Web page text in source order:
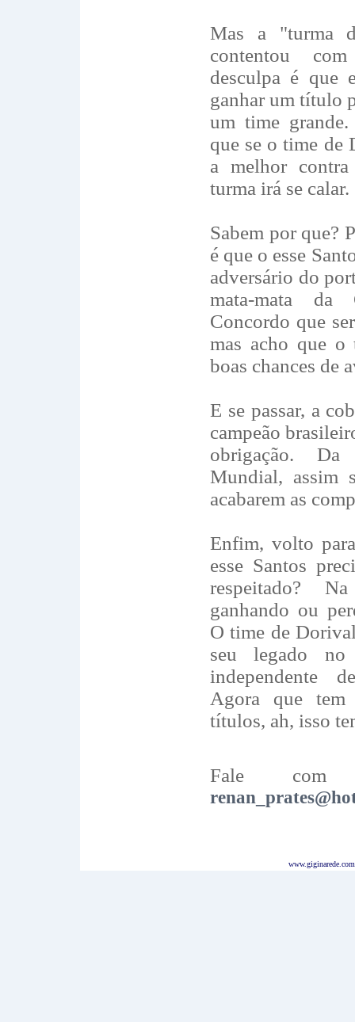
Mas a "turma
contentou
desculpa é que
ganhar um título
um time grande.
que se o time de
a melhor
turma irá se calar.
Sabem por que?
é que o esse
adversário do
mata-mata
Concordo que
mas acho que o
boas chances de
E se passar, a
campeão
obrigação. Da
Mundial, assim
acabarem as
Enfim, volto
esse Santos
respeitado?
ganhando ou
O time de
seu legado no
independente
Agora que tem
títulos, ah, isso
Fale com